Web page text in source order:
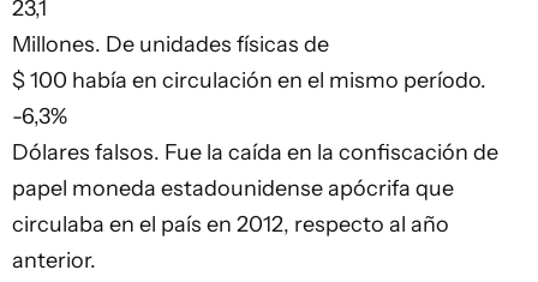
23,1
Millones. De unidades físicas de
$ 100 había en circulación en el mismo período.
-6,3%
Dólares falsos. Fue la caída en la confiscación de
papel moneda estadounidense apócrifa que
circulaba en el país en 2012, respecto al año
anterior.